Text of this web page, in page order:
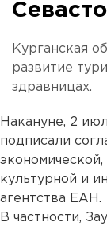
Курганская
развитие
здравницах.
Накануне, 2
подписали
экономической,
культурной и
агентства ЕАН.
В частности,